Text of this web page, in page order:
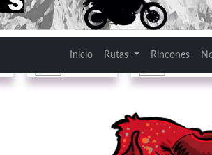
Inicio Rutas Rincones
: El Diablillo
Ruta
Ruta con